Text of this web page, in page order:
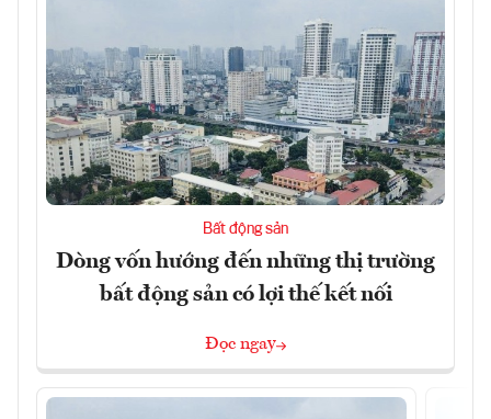
Bất động sản
Dòng vốn hướng đến những thị trường
bất động sản có lợi thế kết nối
Đọc ngay